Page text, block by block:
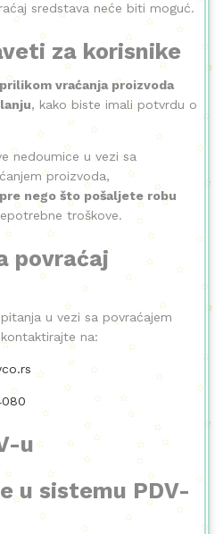
sredstava neće biti moguć.
za korisnike
prilikom vraćanja proizvoda
, kako biste imali potvrdu o
nedoumice u vezi sa
proizvoda,
nego što pošaljete robu
troškove.
povraćaj
u vezi sa povraćajem
na:
u
u sistemu PDV-